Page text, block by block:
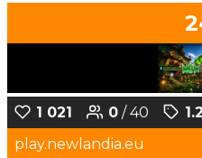
1 021 0 / 40
play.newlandia.eu